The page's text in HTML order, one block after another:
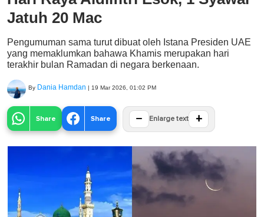
Jatuh 20 Mac
Pengumuman sama turut dibuat oleh Istana Presiden UAE
yang memaklumkan bahawa Khamis merupakan hari
terakhir bulan Ramadan di negara berkenaan.
By Dania Hamdan | 19 Mar 2026, 01:02 PM
Share Share − Enlarge text +